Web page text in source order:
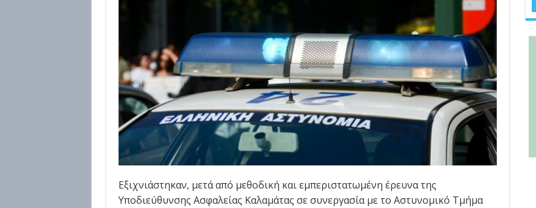
Εξιχνιάστηκαν, μετά από μεθοδική και εμπεριστατωμένη έρευνα της
Υποδιεύθυνσης Ασφαλείας Καλαμάτας σε συνεργασία με το Αστυνομικό Τμήμα